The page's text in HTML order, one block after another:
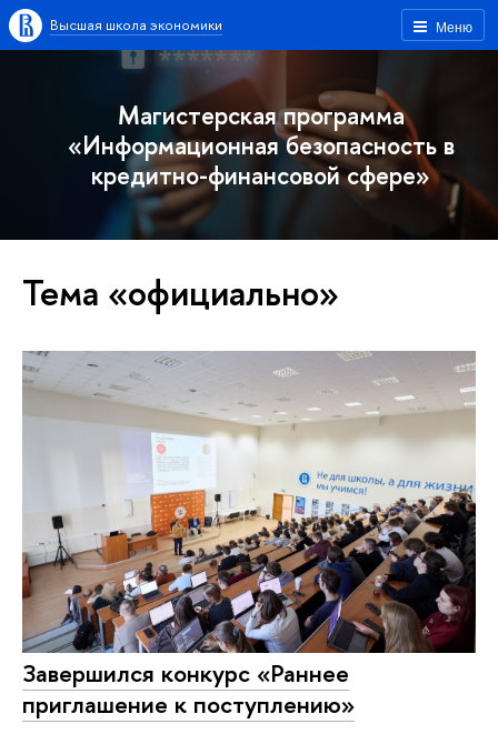
Меню
Высшая школа экономики
Магистерская программа
«Информационная безопасность в
кредитно-финансовой сфере»
Тема «официально»
Завершился конкурс «Раннее
приглашение к поступлению»